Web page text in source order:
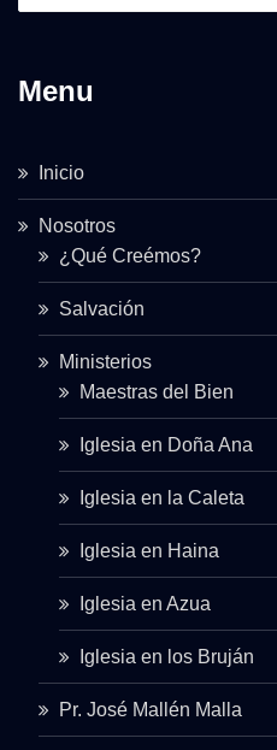
Menu
Inicio
Nosotros
¿Qué Creémos?
Salvación
Ministerios
Maestras del Bien
Iglesia en Doña Ana
Iglesia en la Caleta
Iglesia en Haina
Iglesia en Azua
Iglesia en los Bruján
Pr. José Mallén Malla